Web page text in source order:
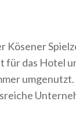
das Hotel